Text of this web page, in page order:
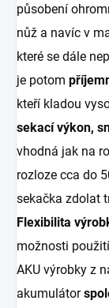
působení
nůž a navíc v
které se dále
je potom
kteří kladou
sekací výkon,
vhodná jak na
rozloze cca do
sekačka zdolat
Flexibilita
možnosti
AKU výrobky z
akumulátor